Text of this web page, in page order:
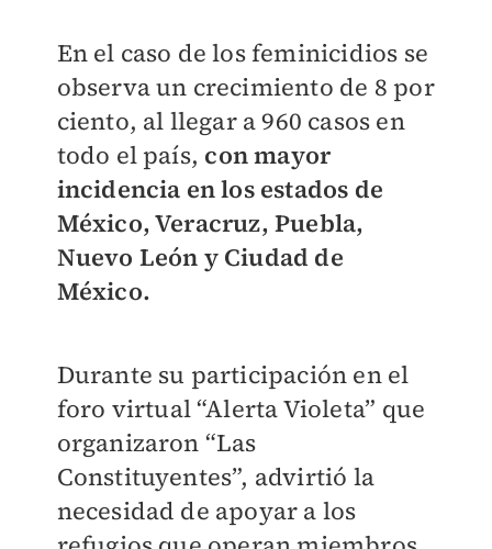
En el caso de los feminicidios se
observa un crecimiento de 8 por
ciento, al llegar a 960 casos en
todo el país, con mayor
incidencia en los estados de
México, Veracruz, Puebla,
Nuevo León y Ciudad de
México.
Durante su participación en el
foro virtual “Alerta Violeta” que
organizaron “Las
Constituyentes”, advirtió la
necesidad de apoyar a los